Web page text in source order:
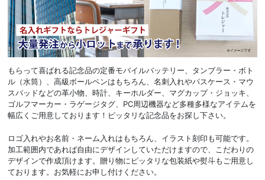
もらって喜ばれる記念品の定番モバイルバッテリー、タンブラー・ボト
ル（水筒）、高級ボールペンはもちろん、名刺入れやパスケース・マウ
スパッドなどの革小物、時計、キーホルダー、マグカップ・ジョッキ、
ゴルフマーカー・ラゲージタグ、PC周辺機器など多種多様なアイテムを
幅広くご用意しております！ピッタリな記念品をお探し下さい。
ロゴ入れやお名前・ネーム入れはもちろん、イラスト刻印も可能です。
加工範囲内であれば自由にデザインしていただけますので、こだわりの
デザインで作成頂けます。贈り物にピッタリな包装紙や熨斗もご用意し
ております。お気軽にお申し付けください。